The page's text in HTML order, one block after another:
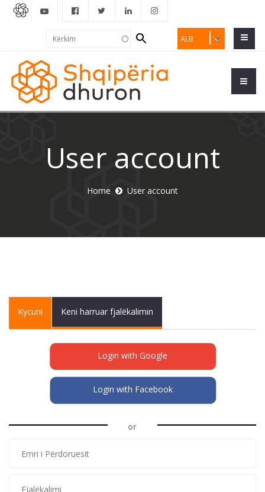
ALB
Search
form
User account
Home User account
Primary tabs
Kycuni (activeKeni harruar fjalëkalimin
Login with Google
Login with Facebook
or